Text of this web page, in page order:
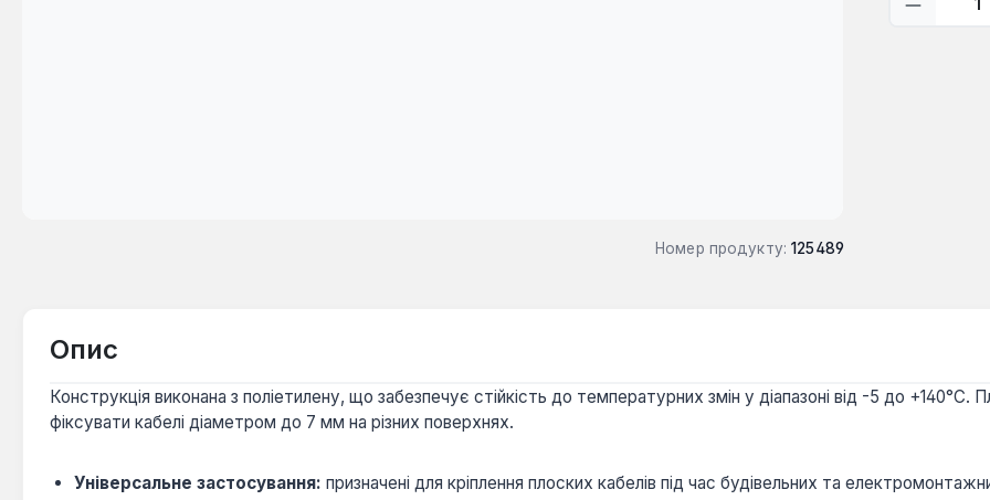
Номер продукту: 125489
Опис
Конструкція виконана з поліетилену, що забезпечує стійкість до температурних змін у діапазоні від -5 до
фіксувати кабелі діаметром до 7 мм на різних поверхнях.
Універсальне застосування: призначені для кріплення плоских кабелів під час будівельних та